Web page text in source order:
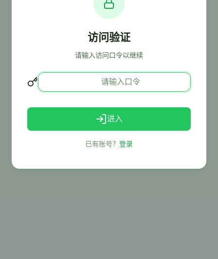
访问验证
请输入访问口令以继续
进入
已有账号？ 登录